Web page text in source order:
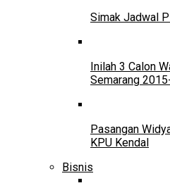
Simak Jadwal
Inilah 3 Calon
Semarang
Pasangan
KPU Kendal
Bisnis